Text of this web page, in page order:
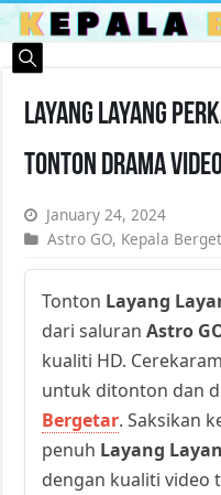
Layang Layang
Tonton Drama
January 24, 2024
Astro GO, Kepala
Tonton Layang
dari saluranAstro
kualiti HD.
untuk ditonton dan
Bergetar. Saksikan
penuh Layang
dengan kualiti video